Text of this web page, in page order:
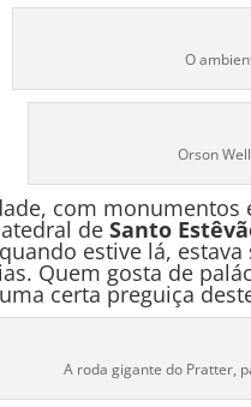
O
Orson
com monumentos
deSanto
estive lá,
Quem gosta de
certa preguiça
A roda gigante do Pratter,